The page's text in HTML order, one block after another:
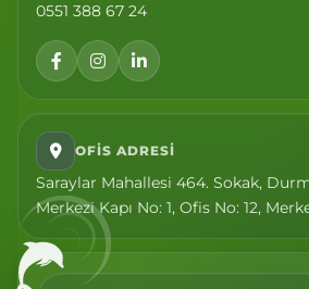
0551 388 67 24
OFIS ADRESI
Saraylar Mahallesi 464. Sokak,
Merkezi Kapı No: 1, Ofis No: 12,